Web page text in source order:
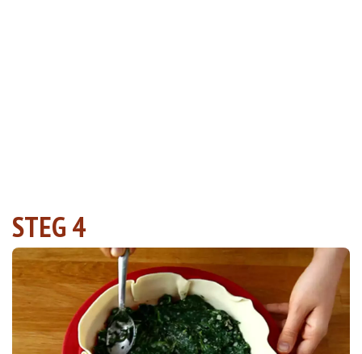
STEG 4